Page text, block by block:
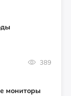
389
мониторы